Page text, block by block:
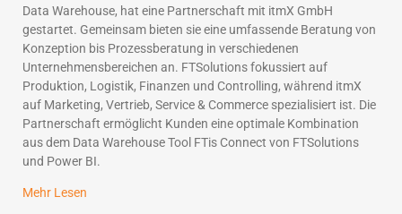
Data Warehouse, hat eine Partnerschaft mit itmX GmbH
gestartet. Gemeinsam bieten sie eine umfassende Beratung von
Konzeption bis Prozessberatung in verschiedenen
Unternehmensbereichen an. FTSolutions fokussiert auf
Produktion, Logistik, Finanzen und Controlling, während itmX
auf Marketing, Vertrieb, Service & Commerce spezialisiert ist. Die
Partnerschaft ermöglicht Kunden eine optimale Kombination
aus dem Data Warehouse Tool FTis Connect von FTSolutions
und Power BI.
Mehr Lesen